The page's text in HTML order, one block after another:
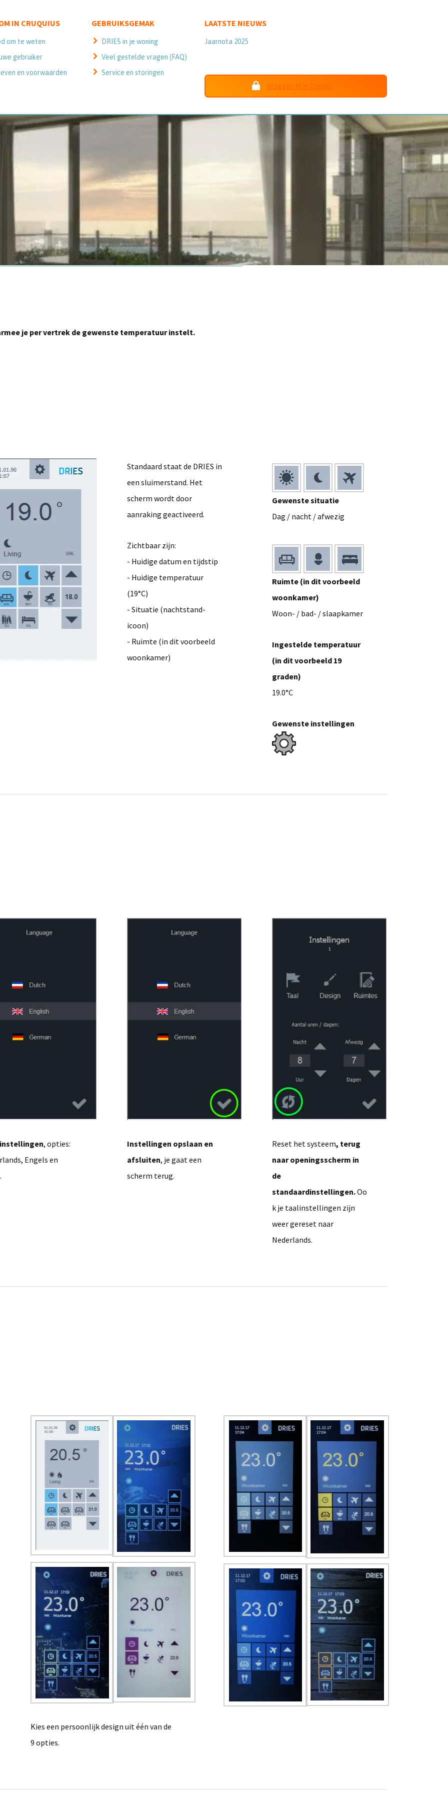
IN CRUQUIUS
om te weten
gebruiker
en voorwaarden
GEBRUIKSGEMAK
DRIES in je woning
Veel gestelde vragen (FAQ)
Service en storingen
LAATSTE NIEUWS
Jaarnota 2025
inloggen Mijn Dossier
Nieuwe gebruiker
Gebruikershandleiding
Calamiteiten en service
je per vertrek de gewenste temperatuur instelt.
Standaard staat de DRIES in
een sluimerstand. Het
scherm wordt door
aanraking geactiveerd.
Zichtbaar zijn:
- Huidige datum en tijdstip
- Huidige temperatuur
(19°C)
- Situatie (nachtstand-
icoon)
- Ruimte (in dit voorbeeld
woonkamer)
Gewenste situatie
Dag / nacht / afwezig
Ruimte (in dit voorbeeld
woonkamer)
Woon- / bad- / slaapkamer
Ingestelde temperatuur
(in dit voorbeeld 19
graden)
19.0°C
Gewenste instellingen
, opties:
Engels en
Instellingen opslaan en
afsluiten, je gaat een
scherm terug.
Reset het systeem, terug
naar openingsscherm in
de
standaardinstellingen.Oo
k je taalinstellingen zijn
weer gereset naar
Nederlands.
Kies een persoonlijk design uit één van de
9 opties.